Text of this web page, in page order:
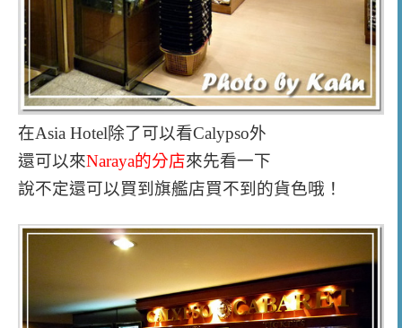
在Asia Hotel除了可以看Calypso外
還可以來Naraya的分店來先看一下
說不定還可以買到旗艦店買不到的貨色哦！